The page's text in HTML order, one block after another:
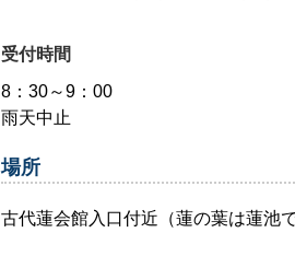
受付時間
8：30～9：00
雨天中止
場所
古代蓮会館入口付近（蓮の葉は蓮池で